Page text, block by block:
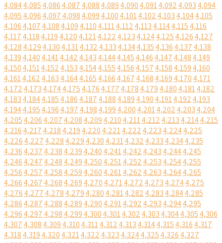
4,0844,0854,0864,0874,0884,0894,0904,0914,0924,0934,094
4,0954,0964,0974,0984,0994,1004,1014,1024,1034,1044,105
4,1064,1074,1084,1094,1104,1114,1124,1134,1144,1154,116
4,1174,1184,1194,1204,1214,1224,1234,1244,1254,1264,127
4,1284,1294,1304,1314,1324,1334,1344,1354,1364,1374,138
4,1394,1404,1414,1424,1434,1444,1454,1464,1474,1484,149
4,1504,1514,1524,1534,1544,1554,1564,1574,1584,1594,160
4,1614,1624,1634,1644,1654,1664,1674,1684,1694,1704,171
4,1724,1734,1744,1754,1764,1774,1784,1794,1804,1814,182
4,1834,1844,1854,1864,1874,1884,1894,1904,1914,1924,193
4,1944,1954,1964,1974,1984,1994,2004,2014,2024,2034,204
4,2054,2064,2074,2084,2094,2104,2114,2124,2134,2144,215
4,2164,2174,2184,2194,2204,2214,2224,2234,2244,225
4,2264,2274,2284,2294,2304,2314,2324,2334,2344,235
4,2364,2374,2384,2394,2404,2414,2424,2434,2444,245
4,2464,2474,2484,2494,2504,2514,2524,2534,2544,255
4,2564,2574,2584,2594,2604,2614,2624,2634,2644,265
4,2664,2674,2684,2694,2704,2714,2724,2734,2744,275
4,2764,2774,2784,2794,2804,2814,2824,2834,2844,285
4,2864,2874,2884,2894,2904,2914,2924,2934,2944,295
4,2964,2974,2984,2994,3004,3014,3024,3034,3044,3054,306
4,3074,3084,3094,3104,3114,3124,3134,3144,3154,3164,317
4,3184,3194,3204,3214,3224,3234,3244,3254,3264,327